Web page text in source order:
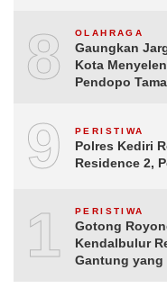
8 OLAHRAGA
Gaungkan
Kota
Pendopo
9 PERISTIWA
Polres Kediri
Residence 2,
10PERISTIWA
Gotong
Kendalbulur
Gantung yang